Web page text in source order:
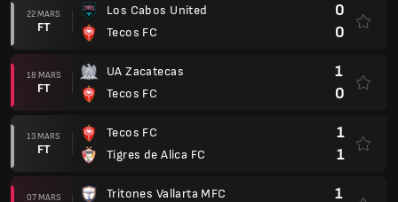
22 MARS
FT
Los Cabos United
Tecos FC
0
0
18 MARS
FT
UA Zacatecas
Tecos FC
1
0
13 MARS
FT
Tecos FC
Tigres de Alica FC
1
1
07 MARS
Tritones Vallarta MFC
1